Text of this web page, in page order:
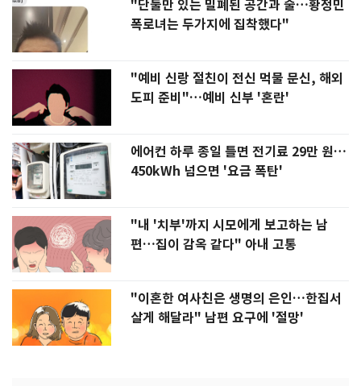
"단둘만 있는 밀폐된 공간과 술…황정민
폭로녀는 두가지에 집착했다"
"예비 신랑 절친이 전신 먹물 문신, 해외
도피 준비"…예비 신부 '혼란'
에어컨 하루 종일 틀면 전기료 29만 원…
450kWh 넘으면 '요금 폭탄'
"내 '치부'까지 시모에게 보고하는 남
편…집이 감옥 같다" 아내 고통
"이혼한 여사친은 생명의 은인…한집서
살게 해달라" 남편 요구에 '절망'